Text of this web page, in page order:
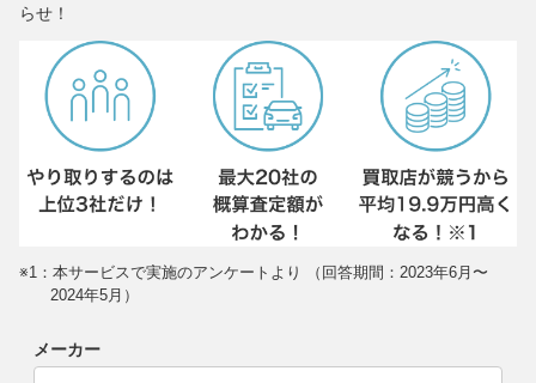
らせ！
※1：本サービスで実施のアンケートより （回答期間：2023年6月〜
2024年5月）
メーカー